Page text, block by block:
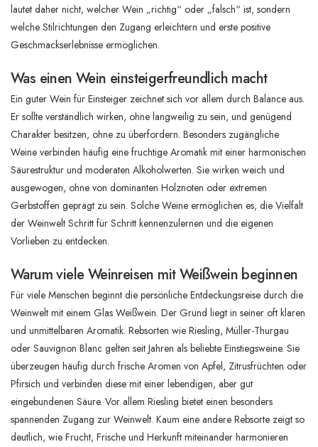
lautet daher nicht, welcher Wein „richtig“ oder „falsch“ ist, sondern
welche Stilrichtungen den Zugang erleichtern und erste positive
Geschmackserlebnisse ermöglichen.
Was einen Wein einsteigerfreundlich macht
Ein guter Wein für Einsteiger zeichnet sich vor allem durch Balance aus.
Er sollte verständlich wirken, ohne langweilig zu sein, und genügend
Charakter besitzen, ohne zu überfordern. Besonders zugängliche
Weine verbinden häufig eine fruchtige Aromatik mit einer harmonischen
Säurestruktur und moderaten Alkoholwerten. Sie wirken weich und
ausgewogen, ohne von dominanten Holznoten oder extremen
Gerbstoffen geprägt zu sein. Solche Weine ermöglichen es, die Vielfalt
der Weinwelt Schritt für Schritt kennenzulernen und die eigenen
Vorlieben zu entdecken.
Warum viele Weinreisen mit Weißwein beginnen
Für viele Menschen beginnt die persönliche Entdeckungsreise durch die
Weinwelt mit einem Glas Weißwein. Der Grund liegt in seiner oft klaren
und unmittelbaren Aromatik. Rebsorten wie Riesling, Müller-Thurgau
oder Sauvignon Blanc gelten seit Jahren als beliebte Einstiegsweine. Sie
überzeugen häufig durch frische Aromen von Apfel, Zitrusfrüchten oder
Pfirsich und verbinden diese mit einer lebendigen, aber gut
eingebundenen Säure. Vor allem Riesling bietet einen besonders
spannenden Zugang zur Weinwelt. Kaum eine andere Rebsorte zeigt so
deutlich, wie Frucht, Frische und Herkunft miteinander harmonieren